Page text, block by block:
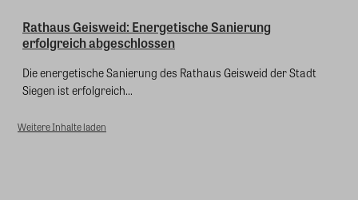
Rathaus Geisweid: Energetische Sanierung
erfolgreich abgeschlossen
Die energetische Sanierung des Rathaus Geisweid der Stadt
Siegen ist erfolgreich...
Weitere Inhalte laden